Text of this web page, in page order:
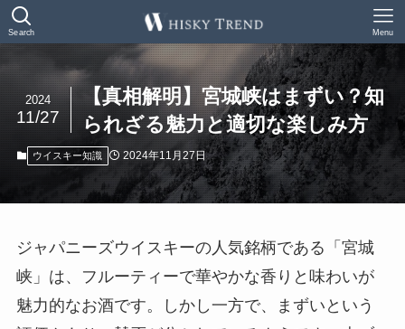
Search Menu
【真相解明】宮城峡はまずい？知
られざる魅力と適切な楽しみ方
2024
11/27
ウイスキー知識 2024年11月27日
ジャパニーズウイスキーの人気銘柄である「宮城
峡」は、フルーティーで華やかな香りと味わいが
魅力的なお酒です。しかし一方で、まずいという